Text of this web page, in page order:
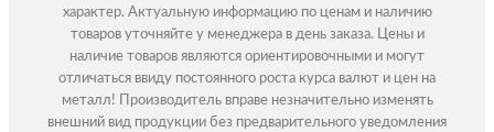
характер. Актуальную информацию по ценам и наличию
товаров уточняйте у менеджера в день заказа. Цены и
наличие товаров являются ориентировочными и могут
отличаться ввиду постоянного роста курса валют и цен на
металл! Производитель вправе незначительно изменять
внешний вид продукции без предварительного уведомления